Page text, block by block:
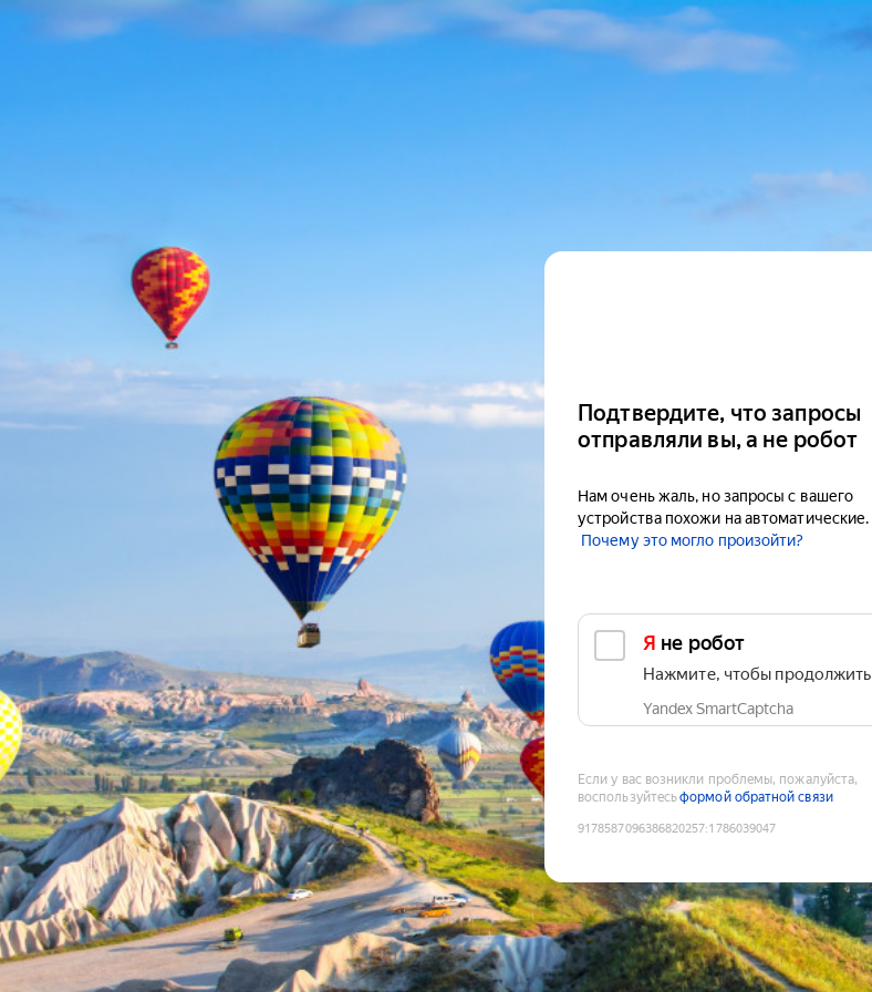
Подтвердите, что запросы
отправляли вы, а не робот
Нам очень жаль, но запросы с вашего
устройства похожи на автоматические.
Почему это могло произойти?
Я не робот
Нажмите, чтобы продолжить
Yandex SmartCaptcha
Если у вас возникли проблемы, пожалуйста,
воспользуйтесьформой обратной связи
9178587096386820257:1786039047